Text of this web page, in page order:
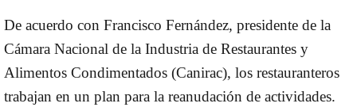
De acuerdo con Francisco Fernández, presidente de la
Cámara Nacional de la Industria de Restaurantes y
Alimentos Condimentados (Canirac), los restauranteros
trabajan en un plan para la reanudación de actividades.